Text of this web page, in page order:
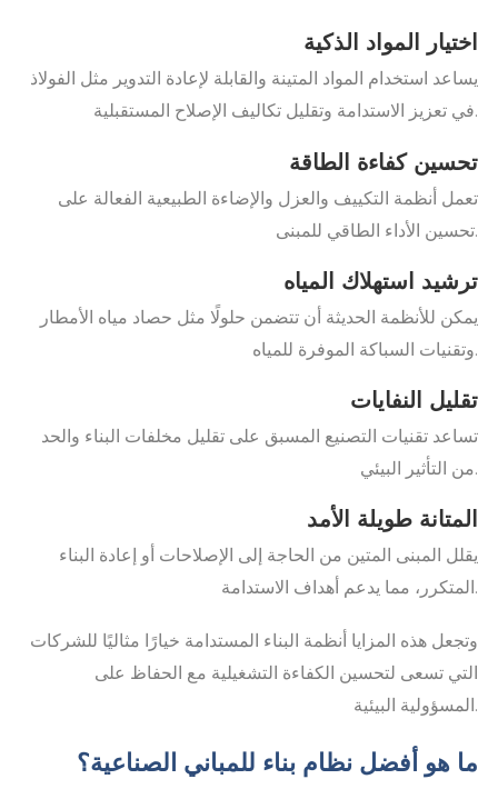
اختيار المواد الذكية
يساعد استخدام المواد المتينة والقابلة لإعادة التدوير مثل الفولاذ
في تعزيز الاستدامة وتقليل تكاليف الإصلاح المستقبلية.
تحسين كفاءة الطاقة
تعمل أنظمة التكييف والعزل والإضاءة الطبيعية الفعالة على
تحسين الأداء الطاقي للمبنى.
ترشيد استهلاك المياه
يمكن للأنظمة الحديثة أن تتضمن حلولًا مثل حصاد مياه الأمطار
وتقنيات السباكة الموفرة للمياه.
تقليل النفايات
تساعد تقنيات التصنيع المسبق على تقليل مخلفات البناء والحد
من التأثير البيئي.
المتانة طويلة الأمد
يقلل المبنى المتين من الحاجة إلى الإصلاحات أو إعادة البناء
المتكرر، مما يدعم أهداف الاستدامة.
وتجعل هذه المزايا أنظمة البناء المستدامة خيارًا مثاليًا للشركات
التي تسعى لتحسين الكفاءة التشغيلية مع الحفاظ على
المسؤولية البيئية.
ما هو أفضل نظام بناء للمباني الصناعية؟